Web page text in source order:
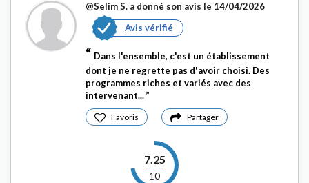
@Selim S. a donné son avis le 14/04/2026
Avis vérifié
Dans l'ensemble, c'est un établissement
dont je ne regrette pas d'avoir choisi. Des
programmes riches et variés avec des
intervenant...
Favoris Partager
7.25
10